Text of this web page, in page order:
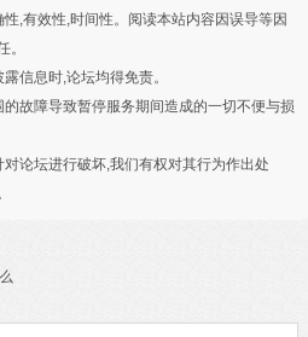
,有效性,时间性。阅读本站内容因误导等因
。
信息时,论坛均得免责。
故障导致暂停服务期间造成的一切不便与损
论坛进行破坏,我们有权对其行为作出处